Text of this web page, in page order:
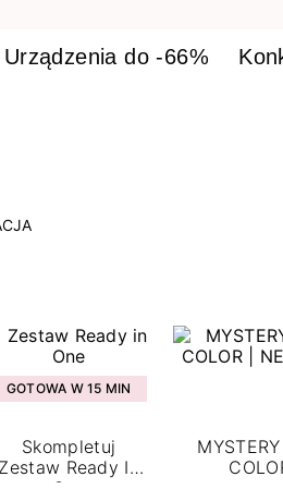
Urządzenia do -66%
GOTOWA W 15 MIN
Skompletuj
Zestaw Ready In